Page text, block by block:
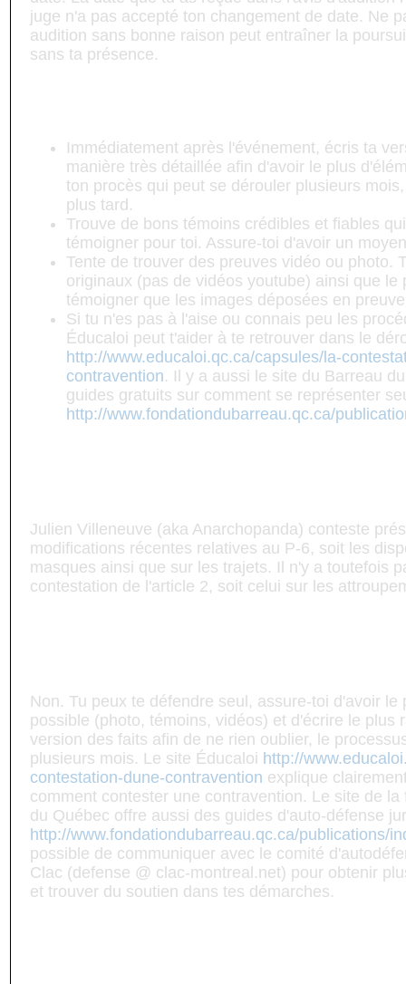
juge n'a pas accepté ton changement de date. Ne
audition sans bonne raison peut entraîner la
sans ta présence.
Immédiatement après l'événement, écris ta
manière très détaillée afin d'avoir le plus
ton procès qui peut se dérouler plusieurs
plus tard.
Trouve de bons témoins crédibles et fiables
témoigner pour toi. Assure-toi d'avoir un
Tente de trouver des preuves vidéo ou photo.
originaux (pas de vidéos youtube) ainsi que le
témoigner que les images déposées en
Si tu n'es pas à l'aise ou connais peu les
Éducaloi peut t'aider à te retrouver dans le
http://www.educaloi.qc.ca/capsules/la-
contravention. Il y a aussi le site du Barreau
guides gratuits sur comment se représenter
http://www.fondationdubarreau.qc.ca/
Julien Villeneuve (aka Anarchopanda) conteste
modifications récentes relatives au P-6, soit les
masques ainsi que sur les trajets. Il n'y a toutefois
contestation de l'article 2, soit celui sur les
Non. Tu peux te défendre seul, assure-toi d'avoir le
possible (photo, témoins, vidéos) et d'écrire le plus
version des faits afin de ne rien oublier, le
plusieurs mois. Le site Éducaloi http://
contestation-dune-contravention explique
comment contester une contravention. Le site de
du Québec offre aussi des guides d'auto-défense
http://www.fondationdubarreau.qc.ca/publications/
possible de communiquer avec le comité
Clac (defense @ clac-montreal.net) pour obtenir
et trouver du soutien dans tes démarches.